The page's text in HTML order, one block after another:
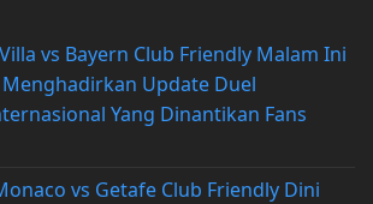
vs Bayern Club Friendly Malam Ini
Menghadirkan Update Duel
Yang Dinantikan Fans
vs Getafe Club Friendly Dini